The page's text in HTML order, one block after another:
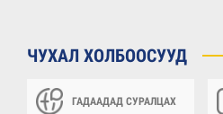
ЧУХАЛ ХОЛБООСУУД
ГАДААДАД СУРАЛЦАХ